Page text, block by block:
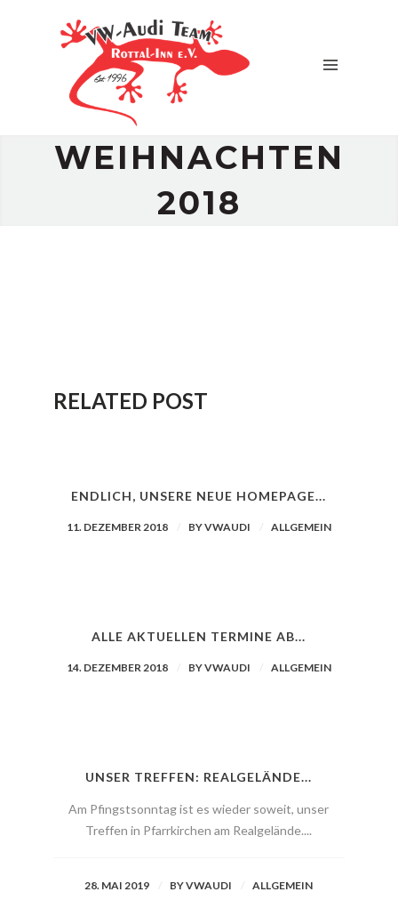
WEIHNACHTEN
2018
RELATED POST
ENDLICH, UNSERE NEUE HOMEPAGE...
11. DEZEMBER 2018 BYVWAUDI ALLGEMEIN
ALLE AKTUELLEN TERMINE AB...
14. DEZEMBER 2018 BYVWAUDI ALLGEMEIN
UNSER TREFFEN: REALGELÄNDE...
Am Pfingstsonntag ist es wieder soweit, unser
Treffen in Pfarrkirchen am Realgelände....
28. MAI 2019 BYVWAUDI ALLGEMEIN